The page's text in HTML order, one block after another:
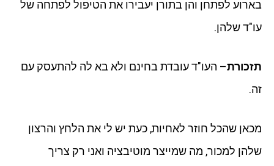
בארוע לפתחן והן בתורן יעבירו את הטיפול לפתחה של
עו"ד שלהן.
תזכורת– העו"ד עובדת בחינם ולא בא לה להתעסק עם
זה.
מכאן שהכל חוזר לאחיות, כעת יש לי את הלחץ והרצון
שלהן למכור, מה שמייצר מוטיבציה ואני רק צריך